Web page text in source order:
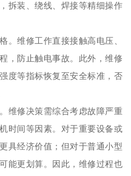
拆装、绕线、焊接等精细操作
。维修工作直接接触高电压、
，防止触电事故。此外，维修
度等指标恢复至安全标准，否
维修决策需综合考虑故障严重
时间等因素。对于重要设备或
具经济价值；但对于普通小型
能更划算。因此，维修过程也